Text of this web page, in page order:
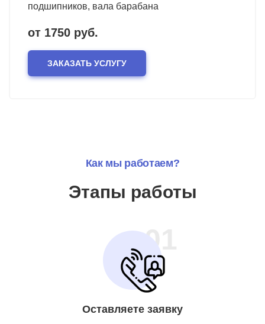
подшипников, вала барабана
от 1750 руб.
ЗАКАЗАТЬ УСЛУГУ
Как мы работаем?
Этапы работы
01
Оставляете заявку